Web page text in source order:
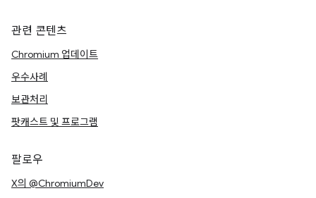
관련 콘텐츠
Chromium 업데이트
우수사례
보관처리
팟캐스트 및 프로그램
팔로우
X의 @ChromiumDev